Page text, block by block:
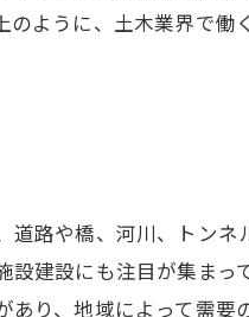
ように、土木業界で働
路や橋、河川、トン
建設にも注目が集ま
り、地域によって需